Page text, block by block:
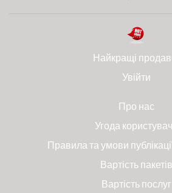
Найкращі
Увійти
Про нас
Угода
Правила та умови
Вартість пакетів
Вартість послуг